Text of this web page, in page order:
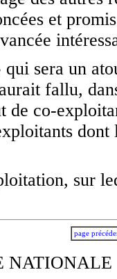
et
sera un
fallu,
de co-
sur
page
NATIONALE